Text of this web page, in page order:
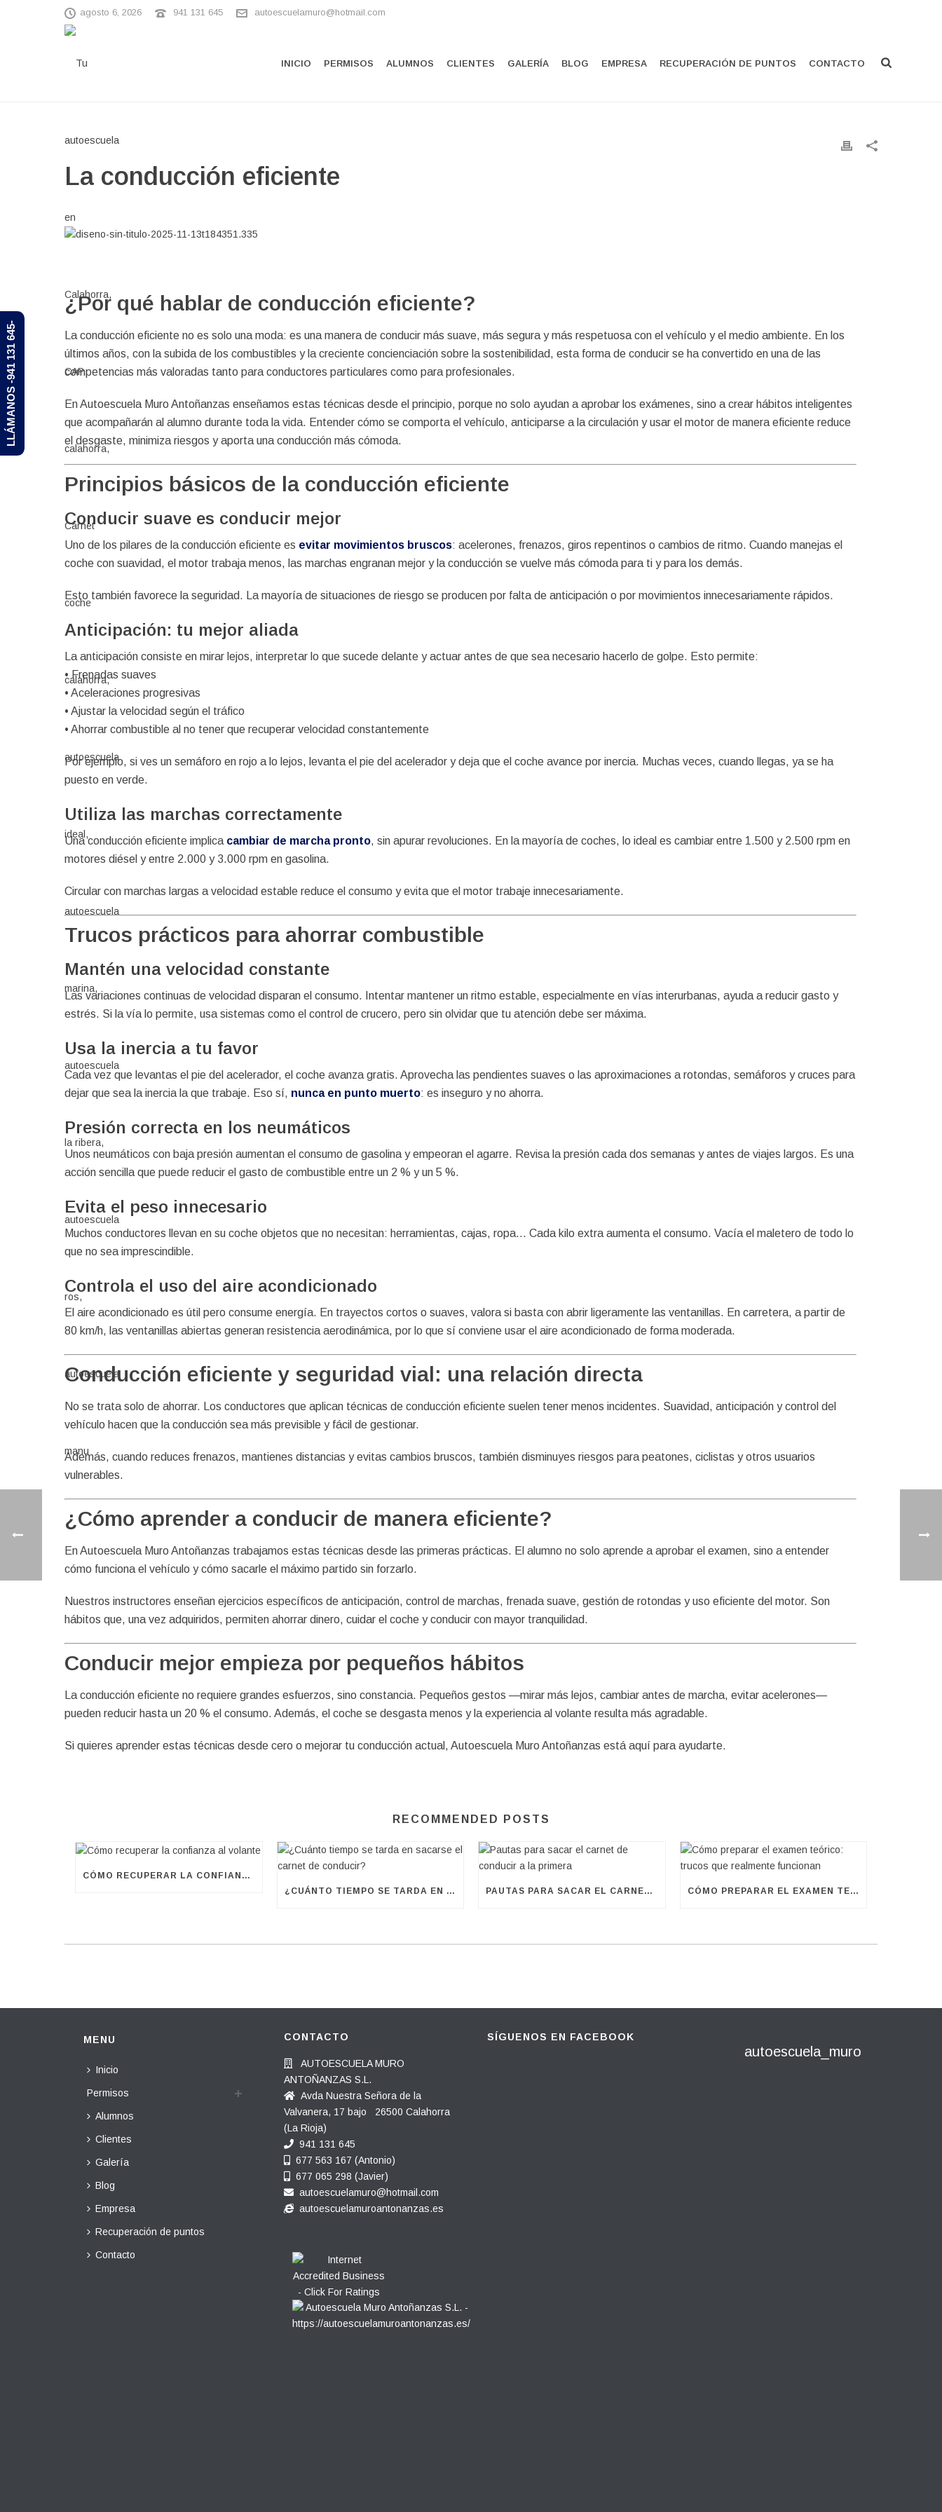
agosto 6, 2026 941 131 645 autoescuelamuro@hotmail.com
INICIO PERMISOS ALUMNOS CLIENTES GALERÍA BLOG EMPRESA RECUPERACIÓN DE PUNTOS CONTACTO
La conducción eficiente
¿Por qué hablar de conducción eficiente?
La conducción eficiente no es solo una moda: es una manera de conducir más suave, más segura y más respetuosa con el vehículo y el medio ambiente. En los
últimos años, con la subida de los combustibles y la creciente concienciación sobre la sostenibilidad, esta forma de conducir se ha convertido en una de las
competencias más valoradas tanto para conductores particulares como para profesionales.
En Autoescuela Muro Antoñanzas enseñamos estas técnicas desde el principio, porque no solo ayudan a aprobar los exámenes, sino a crear hábitos inteligentes
que acompañarán al alumno durante toda la vida. Entender cómo se comporta el vehículo, anticiparse a la circulación y usar el motor de manera eficiente reduce
el desgaste, minimiza riesgos y aporta una conducción más cómoda.
Principios básicos de la conducción eficiente
Conducir suave es conducir mejor
Uno de los pilares de la conducción eficiente es evitar movimientos bruscos: acelerones, frenazos, giros repentinos o cambios de ritmo. Cuando manejas el
coche con suavidad, el motor trabaja menos, las marchas engranan mejor y la conducción se vuelve más cómoda para ti y para los demás.
Esto también favorece la seguridad. La mayoría de situaciones de riesgo se producen por falta de anticipación o por movimientos innecesariamente rápidos.
Anticipación: tu mejor aliada
La anticipación consiste en mirar lejos, interpretar lo que sucede delante y actuar antes de que sea necesario hacerlo de golpe. Esto permite:
• Frenadas suaves
• Aceleraciones progresivas
• Ajustar la velocidad según el tráfico
• Ahorrar combustible al no tener que recuperar velocidad constantemente
Por ejemplo, si ves un semáforo en rojo a lo lejos, levanta el pie del acelerador y deja que el coche avance por inercia. Muchas veces, cuando llegas, ya se ha
puesto en verde.
Utiliza las marchas correctamente
Una conducción eficiente implica cambiar de marcha pronto, sin apurar revoluciones. En la mayoría de coches, lo ideal es cambiar entre 1.500 y 2.500 rpm en
motores diésel y entre 2.000 y 3.000 rpm en gasolina.
Circular con marchas largas a velocidad estable reduce el consumo y evita que el motor tra­baje innecesariamente.
Trucos prácticos para ahorrar combustible
Mantén una velocidad constante
Las variaciones continuas de velocidad disparan el consumo. Intentar mantener un ritmo estable, especialmente en vías interurbanas, ayuda a reducir gasto y
estrés. Si la vía lo permite, usa sistemas como el control de crucero, pero sin olvidar que tu atención debe ser máxima.
Usa la inercia a tu favor
Cada vez que levantas el pie del acelerador, el coche avanza gratis. Aprovecha las pendientes suaves o las aproximaciones a rotondas, semáforos y cruces para
dejar que sea la inercia la que trabaje. Eso sí, nunca en punto muerto: es inseguro y no ahorra.
Presión correcta en los neumáticos
Unos neumáticos con baja presión aumentan el consumo de gasolina y empeoran el agarre. Revisa la presión cada dos semanas y antes de viajes largos. Es una
acción sencilla que puede reducir el gasto de combustible entre un 2 % y un 5 %.
Evita el peso innecesario
Muchos conductores llevan en su coche objetos que no necesitan: herramientas, cajas, ropa… Cada kilo extra aumenta el consumo. Vacía el maletero de todo lo
que no sea imprescindible.
Controla el uso del aire acondicionado
El aire acondicionado es útil pero consume energía. En trayectos cortos o suaves, valora si basta con abrir ligeramente las ventanillas. En carretera, a partir de
80 km/h, las ventanillas abiertas generan resistencia aerodinámica, por lo que sí conviene usar el aire acondicionado de forma moderada.
Conducción eficiente y seguridad vial: una relación directa
No se trata solo de ahorrar. Los conductores que aplican técnicas de conducción eficiente suelen tener menos incidentes. Suavidad, anticipación y control del
vehículo hacen que la conducción sea más previsible y fácil de gestionar.
Además, cuando reduces frenazos, mantienes distancias y evitas cambios bruscos, también disminuyes riesgos para peatones, ciclistas y otros usuarios
vulnerables.
¿Cómo aprender a conducir de manera eficiente?
En Autoescuela Muro Antoñanzas trabajamos estas técnicas desde las primeras prácticas. El alumno no solo aprende a aprobar el examen, sino a entender
cómo funciona el vehículo y cómo sacarle el máximo partido sin forzarlo.
Nuestros instructores enseñan ejercicios específicos de anticipación, control de marchas, frenada suave, gestión de rotondas y uso eficiente del motor. Son
hábitos que, una vez adquiridos, permiten ahorrar dinero, cuidar el coche y conducir con mayor tranquilidad.
Conducir mejor empieza por pequeños hábitos
La conducción eficiente no requiere grandes esfuerzos, sino constancia. Pequeños gestos —mirar más lejos, cambiar antes de marcha, evitar acelerones—
pueden reducir hasta un 20 % el consumo. Además, el coche se desgasta menos y la experiencia al volante resulta más agradable.
Si quieres aprender estas técnicas desde cero o mejorar tu conducción actual, Autoescuela Muro Antoñanzas está aquí para ayudarte.
RECOMMENDED POSTS
CÓMO RECUPERAR LA CONFIANZA AL VOLANTE
¿CUÁNTO TIEMPO SE TARDA EN SACARSE EL CARNET DE CONDUCIR?
PAUTAS PARA SACAR EL CARNET DE CONDUCIR A LA PRIMERA CÓMO PREPARAR EL EXAMEN TEÓRICO: TRUCOS QUE REALMENTE FUNCIONAN
MENU
Inicio
Permisos
Alumnos
Clientes
Galería
Blog
Empresa
Recuperación de puntos
Contacto
CONTACTO
AUTOESCUELA MURO
ANTOÑANZAS S.L.
Avda Nuestra Señora de la
Valvanera, 17 bajo 26500 Calahorra
(La Rioja)
941 131 645
677 563 167 (Antonio)
677 065 298 (Javier)
autoescuelamuro@hotmail.com
autoescuelamuroantonanzas.es
SÍGUENOS EN FACEBOOK
autoescuela_muro
LLÁMANOS -941 131 645-